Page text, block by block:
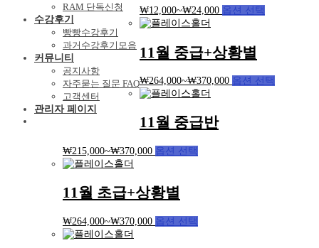
RAM 단독신청
수강후기
빵빵수강후기
과거수강후기모음
커뮤니티
공지사항
자주묻는 질문 FAQ
고객센터
관리자 페이지
₩12,000~₩24,000 옵션 선택
11월 중급+상황별
₩264,000~₩370,000 옵션 선택
11월 중급반
₩215,000~₩370,000 옵션 선택
11월 초급+상황별
₩264,000~₩370,000 옵션 선택